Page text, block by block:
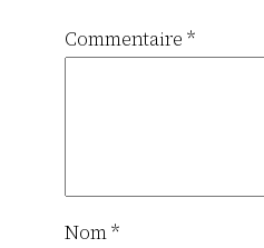
Commentaire *
Nom*